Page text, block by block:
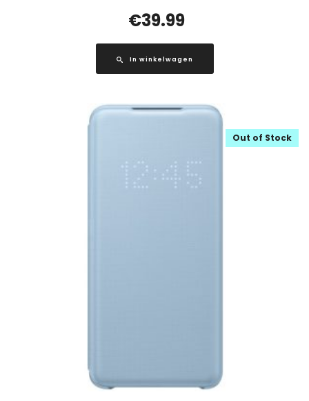
€39.99
In winkelwagen
Out of Stock